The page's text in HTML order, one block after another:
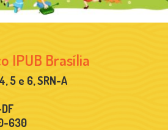
IPUB Brasília
5 e 6, SRN-A
630